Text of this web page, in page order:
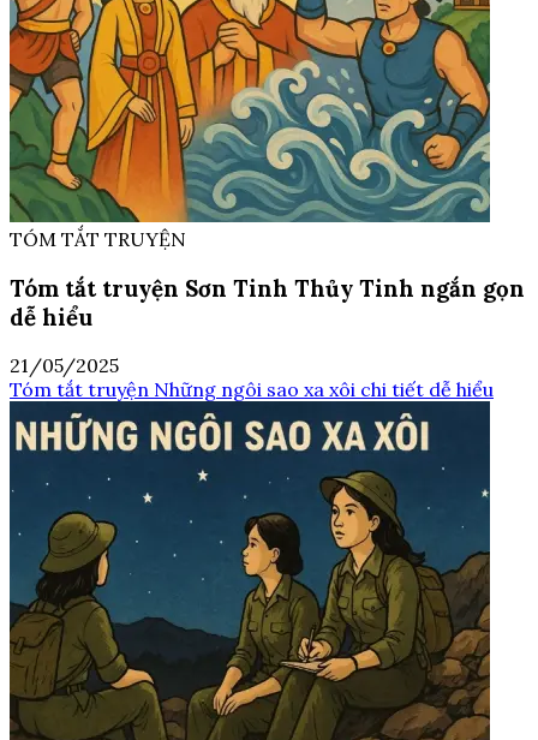
TÓM TẮT TRUYỆN
Tóm tắt truyện Sơn Tinh Thủy Tinh ngắn gọn
dễ hiểu
21/05/2025
Tóm tắt truyện Những ngôi sao xa xôi chi tiết dễ hiểu